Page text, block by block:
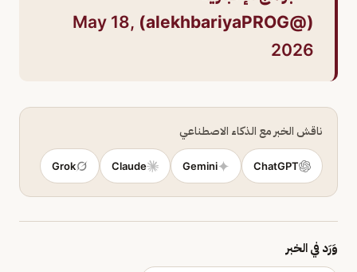
(@alekhbariyaPROG)
May 18,
2026
ناقش الخبر مع الذكاء الاصطناعي
ChatGPT
Gemini
Claude
Grok
وَرَد في الخبر